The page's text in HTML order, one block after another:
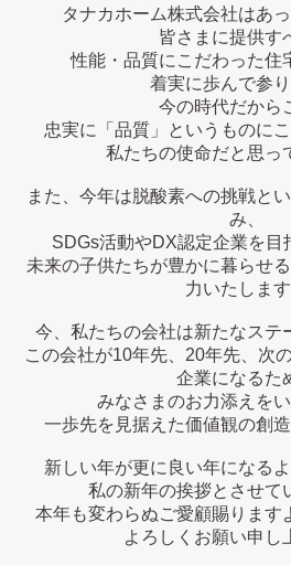
タナカホーム株式会社はあ
皆さまに提供す
性能・品質にこだわった住
着実に歩んで参り
今の時代だから
忠実に「品質」というものに
私たちの使命だと思っ
また、今年は脱酸素への挑戦と
み、
SDGs活動やDX認定企業を目
未来の子供たちが豊かに暮らせ
力いたします
今、私たちの会社は新たなステ
この会社が10年先、20年先、次
企業になるた
みなさまのお力添えを
一歩先を見据えた価値観の創
新しい年が更に良い年になる
私の新年の挨拶とさせて
本年も変わらぬご愛顧賜ります
よろしくお願い申し